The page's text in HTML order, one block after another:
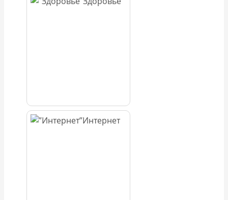
Интернет